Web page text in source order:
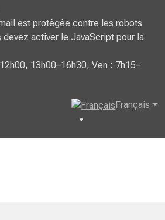
est protégée contre les robots
devez activer le JavaScript pour la
13h00–16h30, Ven : 7h15–
Français